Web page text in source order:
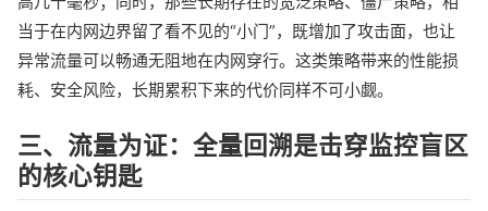
当于在内网边界留了看不见的“小门”，既增加了攻击面，也让
异常流量可以畅通无阻地在内网穿行。这类策略带来的性能损
耗、安全风险，长期累积下来的代价同样不可小觑。
三、流量为证：全量回溯是击穿监控盲区
的核心钥匙